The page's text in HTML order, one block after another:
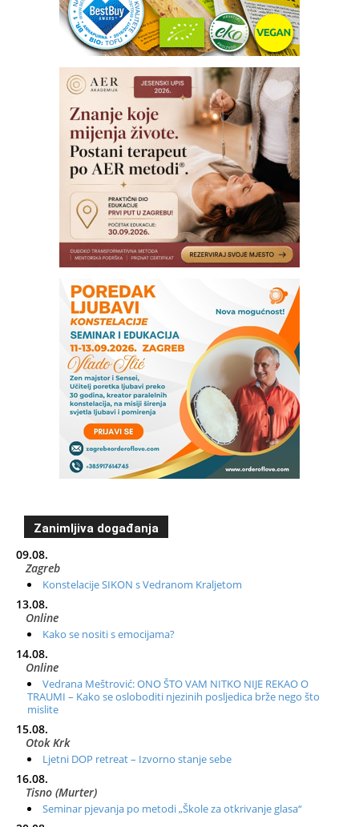
Zanimljiva događanja
09.08.
Zagreb
Konstelacije SIKON s Vedranom Kraljetom
13.08.
Online
Kako se nositi s emocijama?
14.08.
Online
Vedrana Meštrović: ONO ŠTO VAM NITKO NIJE REKAO O
TRAUMI – Kako se osloboditi njezinih posljedica brže nego što
mislite
15.08.
Otok Krk
Ljetni DOP retreat – Izvorno stanje sebe
16.08.
Tisno (Murter)
Seminar pjevanja po metodi „Škole za otkrivanje glasa“